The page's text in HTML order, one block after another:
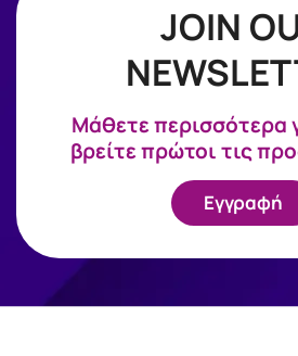
JOIN
Mάθετε περισσότερα
βρείτε πρώτοι τις
Εγγραφή